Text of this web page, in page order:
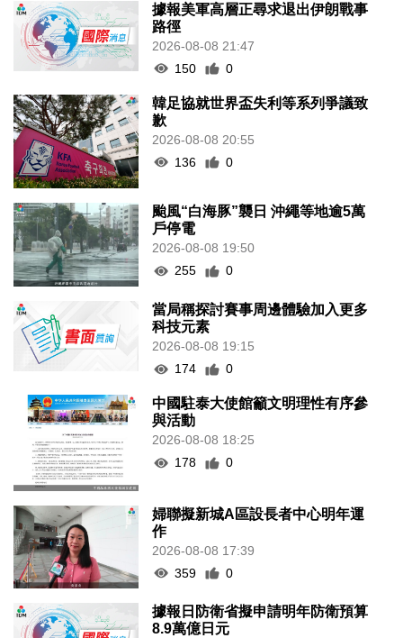
據報美軍高層正尋求退出伊朗戰事
路徑
2026-08-08 21:47
150
0
韓足協就世界盃失利等系列爭議致
歉
2026-08-08 20:55
136
0
颱風“白海豚”襲日 沖繩等地逾5萬
戶停電
2026-08-08 19:50
255
0
當局稱探討賽事周邊體驗加入更多
科技元素
2026-08-08 19:15
174
0
中國駐泰大使館籲文明理性有序參
與活動
2026-08-08 18:25
178
0
婦聯擬新城A區設長者中心明年運
作
2026-08-08 17:39
359
0
據報日防衛省擬申請明年防衛預算
8.9萬億日元